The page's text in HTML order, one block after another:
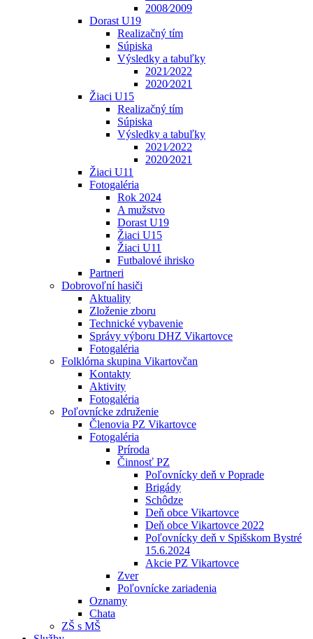
2008⁄2009
Dorast U19
Realizačný tím
Súpiska
Výsledky a tabuľky
2021⁄2022
2020⁄2021
Žiaci U15
Realizačný tím
Súpiska
Výsledky a tabuľky
2021⁄2022
2020⁄2021
Žiaci U11
Fotogaléria
Rok 2024
A mužstvo
Dorast U19
Žiaci U15
Žiaci U11
Futbalové ihrisko
Partneri
Dobrovoľní hasiči
Aktuality
Zloženie zboru
Technické vybavenie
Správy výboru DHZ Vikartovce
Fotogaléria
Folklórna skupina Vikartovčan
Kontakty
Aktivity
Fotogaléria
Poľovnícke združenie
Členovia PZ Vikartovce
Fotogaléria
Príroda
Činnosť PZ
Poľovnícky deň v Poprade
Brigády
Schôdze
Deň obce Vikartovce
Deň obce Vikartovce 2022
Poľovnícky deň v Spišskom Bystré
15.6.2024
Akcie PZ Vikartovce
Zver
Poľovnícke zariadenia
Oznamy
Chata
ZŠ s MŠ